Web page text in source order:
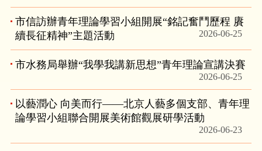
市信訪辦青年理論學習小組開展“銘記奮鬥歷程 賡
續長征精神”主題活動
2026-06-25
市水務局舉辦“我學我講新思想”青年理論宣講決賽
2026-06-25
以藝潤心 向美而行——北京人藝多個支部、青年理
論學習小組聯合開展美術館觀展研學活動
2026-06-23